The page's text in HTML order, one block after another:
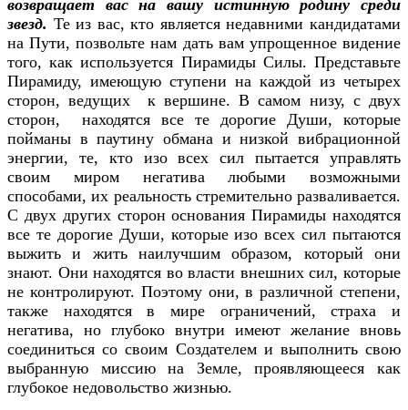
возвращает вас на вашу истинную родину среди
звезд. Те из вас, кто является недавними кандидатами
на Пути, позвольте нам дать вам упрощенное видение
того, как используется Пирамиды Силы. Представьте
Пирамиду, имеющую ступени на каждой из четырех
сторон, ведущих к вершине. В самом низу, с двух
сторон, находятся все те дорогие Души, которые
пойманы в паутину обмана и низкой вибрационной
энергии, те, кто изо всех сил пытается управлять
своим миром негатива любыми возможными
способами, их реальность стремительно разваливается.
С двух других сторон основания Пирамиды находятся
все те дорогие Души, которые изо всех сил пытаются
выжить и жить наилучшим образом, который они
знают. Они находятся во власти внешних сил, которые
не контролируют. Поэтому они, в различной степени,
также находятся в мире ограничений, страха и
негатива, но глубоко внутри имеют желание вновь
соединиться со своим Создателем и выполнить свою
выбранную миссию на Земле, проявляющееся как
глубокое недовольство жизнью.